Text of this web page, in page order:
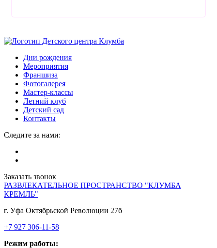
Дни рождения
Мероприятия
Франшиза
Фотогалерея
Мастер-классы
Летний клуб
Детский сад
Контакты
Следите за нами:
Заказать звонок
РАЗВЛЕКАТЕЛЬНОЕ ПРОСТРАНСТВО "КЛУМБА
КРЕМЛЬ"
г. Уфа Октябрьской Революции 27б
+7 927 306-11-58
Режим работы: